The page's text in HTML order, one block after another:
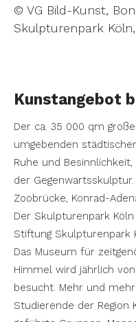
© VG Bild-Kunst,
Skulpturenpark
Kunstangebot
Der ca. 35 000 qm
umgebenden
Ruhe und
der
Zoobrücke, Konrad-
Der Skulpturenpark
Stiftung Skulpturenpark
Das Museum für
Himmel wird jährlich
besucht. Mehr und
Studierende der Region